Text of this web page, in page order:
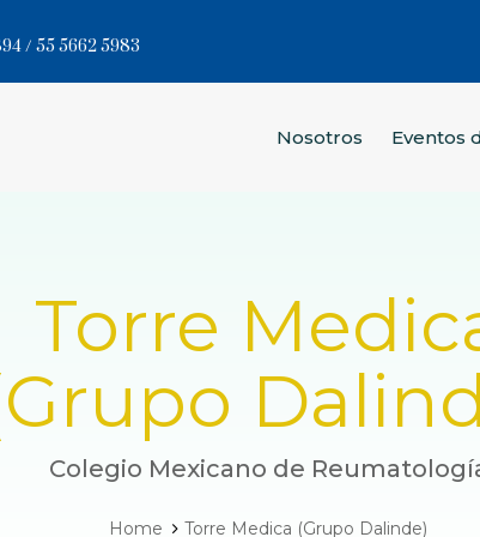
/ 55 5662 5983
Nosotros Eventos
Torre
Colegio Mexicano de
Home Torre Medica (Grupo Dalinde)